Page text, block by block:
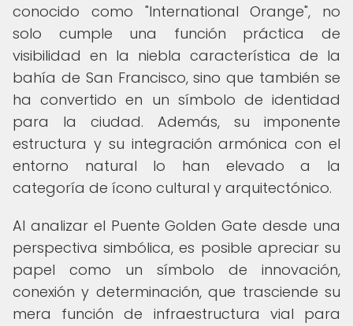
conocido como "International Orange", no
solo cumple una función práctica de
visibilidad en la niebla característica de la
bahía de San Francisco, sino que también se
ha convertido en un símbolo de identidad
para la ciudad. Además, su imponente
estructura y su integración armónica con el
entorno natural lo han elevado a la
categoría de ícono cultural y arquitectónico.
Al analizar el Puente Golden Gate desde una
perspectiva simbólica, es posible apreciar su
papel como un símbolo de innovación,
conexión y determinación, que trasciende su
mera función de infraestructura vial para